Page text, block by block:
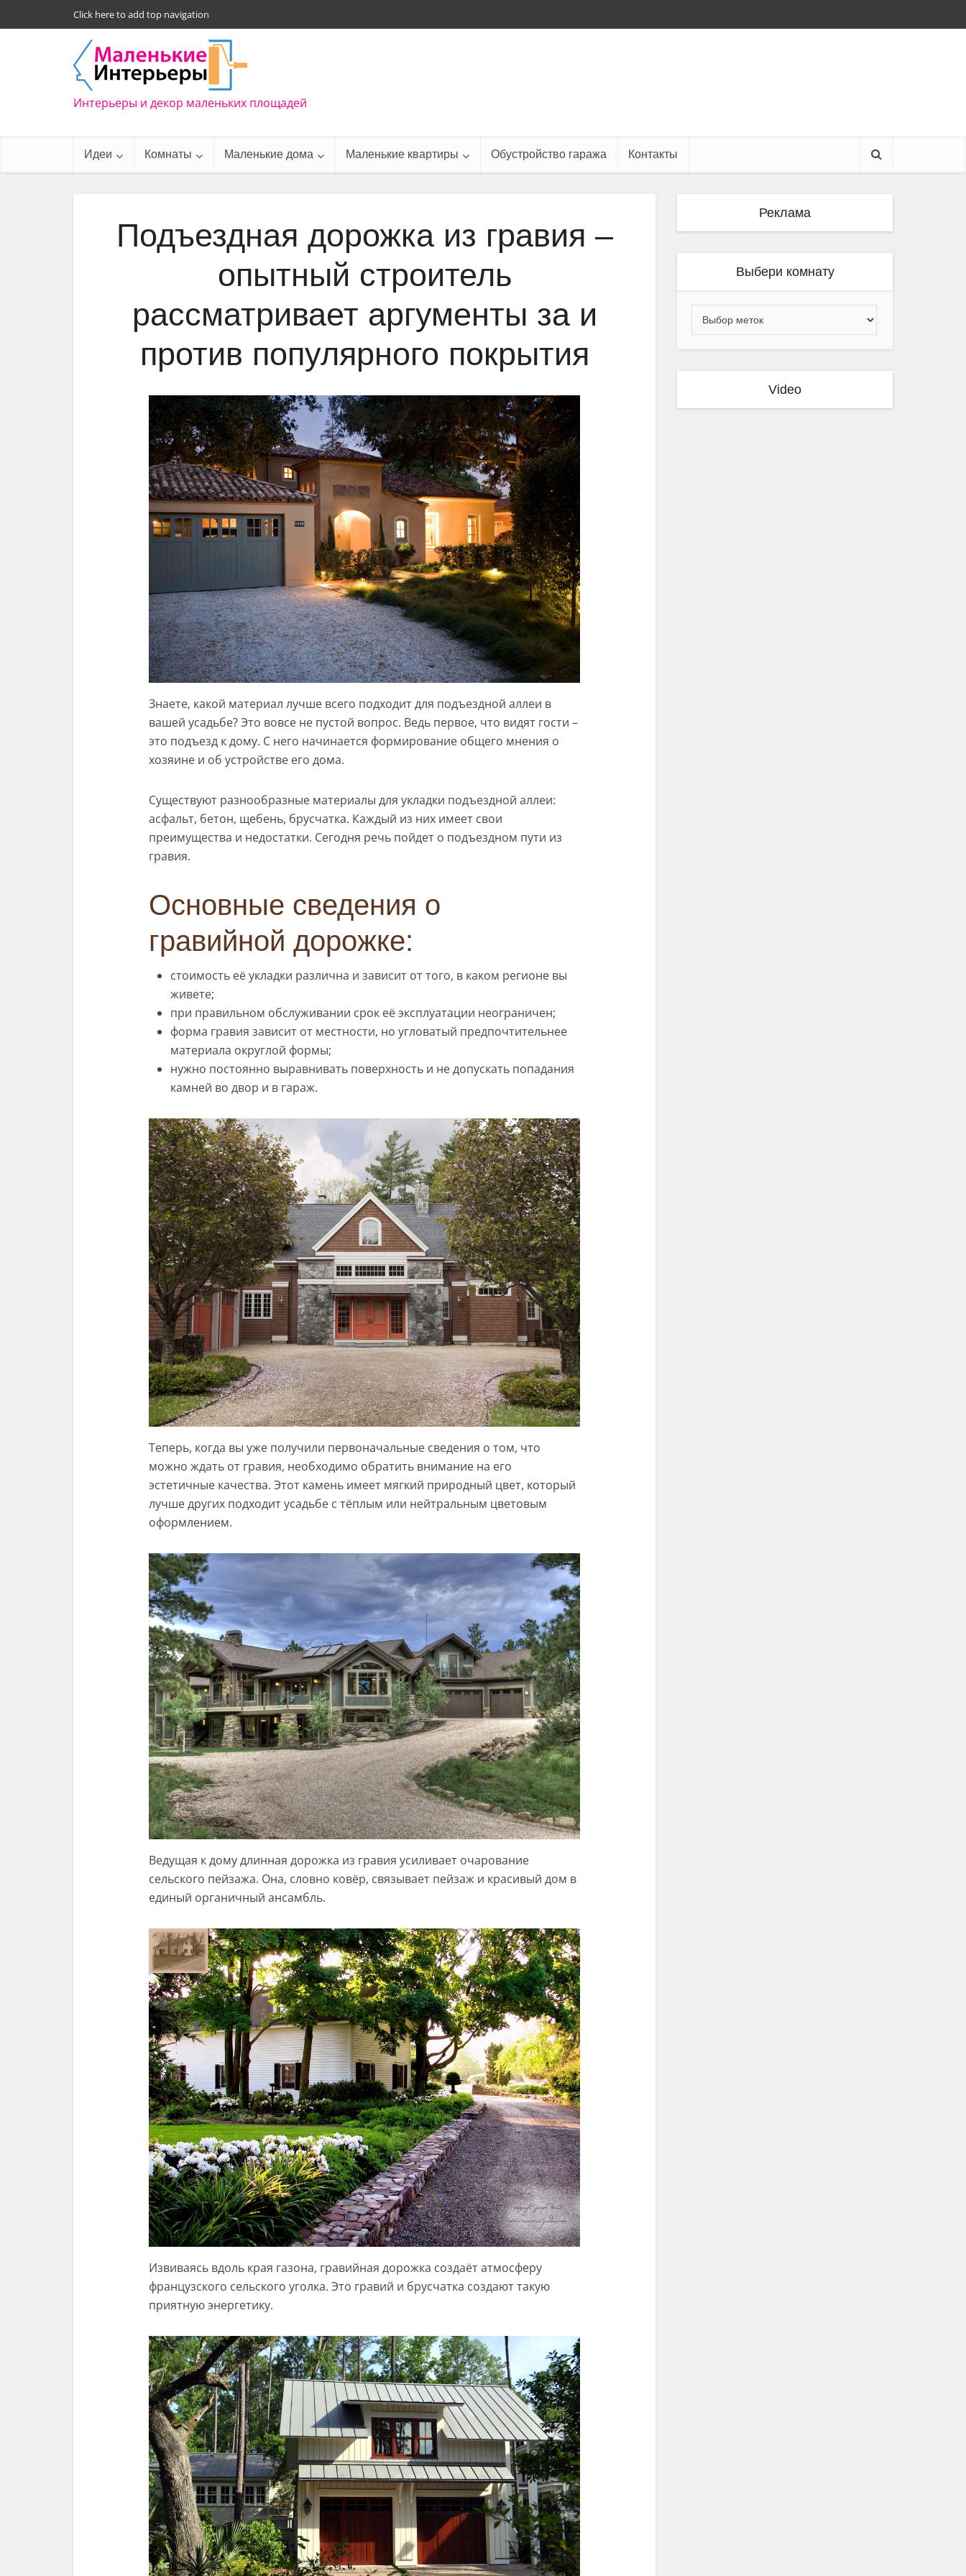
Click here to add top navigation
Интерьеры и декор маленьких площадей
Идеи Комнаты Маленькие дома Маленькие квартиры Обустройство гаража Контакты
Подъездная дорожка из гравия –
опытный строитель
рассматривает аргументы за и
против популярного покрытия
Знаете, какой материал лучше всего подходит для подъездной аллеи в
вашей усадьбе? Это вовсе не пустой вопрос. Ведь первое, что видят гости –
это подъезд к дому. С него начинается формирование общего мнения о
хозяине и об устройстве его дома.
Существуют разнообразные материалы для укладки подъездной аллеи:
асфальт, бетон, щебень, брусчатка. Каждый из них имеет свои
преимущества и недостатки. Сегодня речь пойдет о подъездном пути из
гравия.
Основные сведения о
гравийной дорожке:
стоимость её укладки различна и зависит от того, в каком регионе вы
живете;
при правильном обслуживании срок её эксплуатации неограничен;
форма гравия зависит от местности, но угловатый предпочтительнее
материала округлой формы;
нужно постоянно выравнивать поверхность и не допускать попадания
камней во двор и в гараж.
Теперь, когда вы уже получили первоначальные сведения о том, что
можно ждать от гравия, необходимо обратить внимание на его
эстетичные качества. Этот камень имеет мягкий природный цвет, который
лучше других подходит усадьбе с тёплым или нейтральным цветовым
оформлением.
Ведущая к дому длинная дорожка из гравия усиливает очарование
сельского пейзажа. Она, словно ковёр, связывает пейзаж и красивый дом в
единый органичный ансамбль.
Извиваясь вдоль края газона, гравийная дорожка создаёт атмосферу
французского сельского уголка. Это гравий и брусчатка создают такую
приятную энергетику.
Реклама
Выбери комнату
Video